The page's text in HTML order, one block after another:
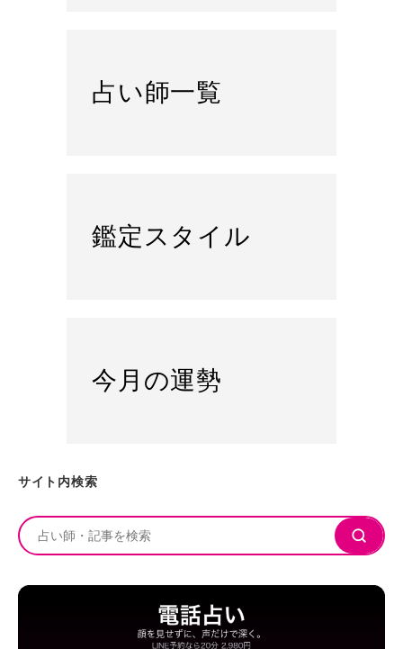
占い師一覧
鑑定スタイル
今月の運勢
サイト内検索